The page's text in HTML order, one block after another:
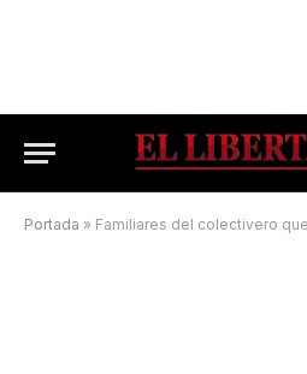
Portada » Familiares del colectivero que murió en